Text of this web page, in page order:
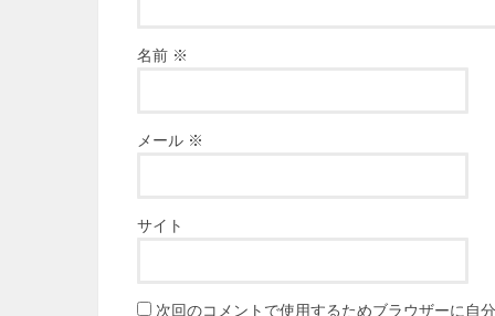
名前 ※
メール ※
サイト
次回のコメントで使用するためブラウザーに自